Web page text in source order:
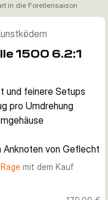
in die Forellensaison
um Zoom zu aktivieren
1500 6.2:1
und feinere Setups
pro Umdrehung
Anknoten von Geflecht
mit dem Kauf